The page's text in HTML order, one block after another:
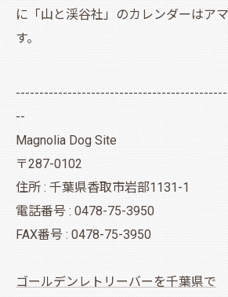
に「山と渓谷社」のカレンダーはア
す。
--
Magnolia Dog Site
〒287-0102
住所 : 千葉県香取市岩部1131-1
電話番号 : 0478-75-3950
FAX番号 : 0478-75-3950
ゴールデンレトリーバーを千葉県で